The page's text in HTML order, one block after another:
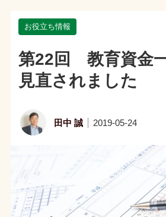
お役立ち情報
第22回 教育資金
見直されました
田中 誠 2019-05-24